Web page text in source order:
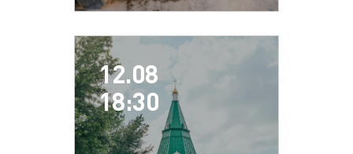
12.08
18:30